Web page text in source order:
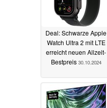
Deal: Schwarze Apple
Watch Ultra 2 mit LTE
erreicht neuen Allzeit-
Bestpreis 30.10.2024